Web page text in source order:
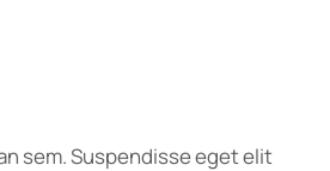
sem. Suspendisse eget elit